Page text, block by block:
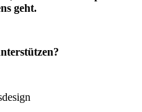
geht.